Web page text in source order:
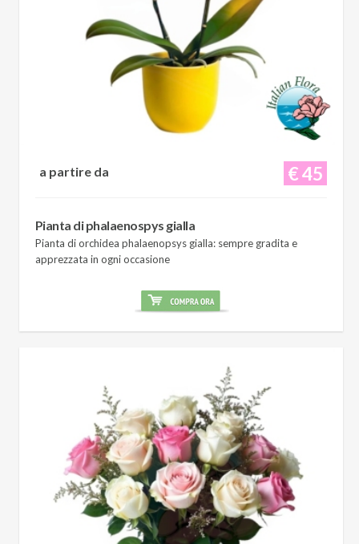
€ 45
a partire da
Pianta di phalaenospys gialla
Pianta di orchidea phalaenopsys gialla: sempre gradita e
apprezzata in ogni occasione